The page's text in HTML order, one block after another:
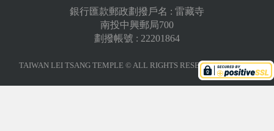
銀行匯款郵政劃撥戶名 : 雷藏寺
南投中興郵局700
劃撥帳號 : 22201864
TAIWAN LEI TSANG TEMPLE © ALL RIGHTS RESERVED.版權聲明